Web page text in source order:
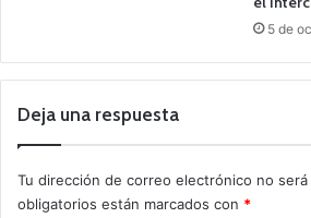
5 de
Deja una respuesta
Tu dirección de correo electrónico no será
obligatorios están marcados con *